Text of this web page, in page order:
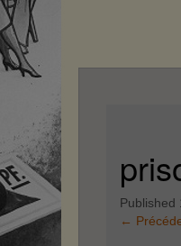
Published
←